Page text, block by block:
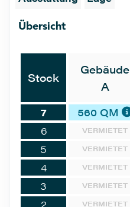
Übersicht
Stock
Gebäude
A
7 560 QM
6
VERMIETET
5
VERMIETET
4
VERMIETET
3
VERMIETET
2
VERMIETET